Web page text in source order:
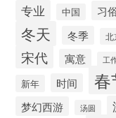
专业 中国 习
冬天 冬季 北
宋代 寓意 工
新年 时间 春
梦幻西游 汤圆